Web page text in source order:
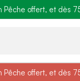
30€ d'achat avec le
de produits
offert, et dès
30€ d'achat avec le
de produitsoffert, et dès